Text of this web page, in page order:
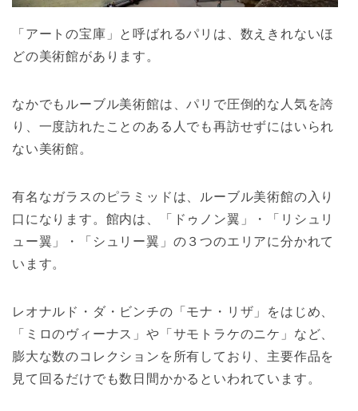
「アートの宝庫」と呼ばれるパリは、数えきれないほ
どの美術館があります。
なかでもルーブル美術館は、パリで圧倒的な人気を誇
り、一度訪れたことのある人でも再訪せずにはいられ
ない美術館。
有名なガラスのピラミッドは、ルーブル美術館の入り
口になります。館内は、「ドゥノン翼」・「リシュリ
ュー翼」・「シュリー翼」の３つのエリアに分かれて
います。
レオナルド・ダ・ビンチの「モナ・リザ」をはじめ、
「ミロのヴィーナス」や「サモトラケのニケ」など、
膨大な数のコレクションを所有しており、主要作品を
見て回るだけでも数日間かかるといわれています。